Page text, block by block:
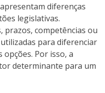
diferenças
legislativas.
prazos, competências ou
para diferenciar
Por isso, a
determinante para um